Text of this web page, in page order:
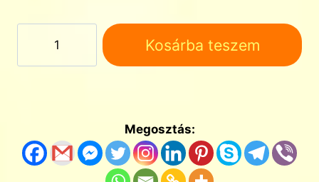
Egyetem
Mátrix:
mennyiség
Kosárba teszem
Megosztás: